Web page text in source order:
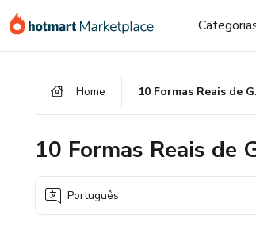
para
para
para
Home 10
10 Formas Reais de
Português